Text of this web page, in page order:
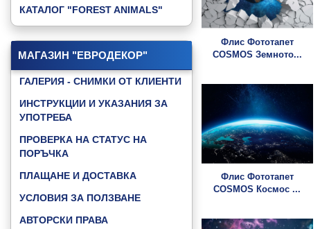
КАТАЛОГ "FOREST ANIMALS"
КАТАЛОГ "GOOD NIGHT BABY"
КАТАЛОГ "JUNGLE ANIMALS"
КАТАЛОГ "LITTLE FRIENDS"
КАТАЛОГ "MUSIC & DANCE"
КАТАЛОГ "SKY"
МАГАЗИН "ЕВРОДЕКОР"
ГАЛЕРИЯ - СНИМКИ ОТ КЛИЕНТИ
ИНСТРУКЦИИ И УКАЗАНИЯ ЗА
УПОТРЕБА
ПРОВЕРКА НА СТАТУС НА
ПОРЪЧКА
ПЛАЩАНЕ И ДОСТАВКА
УСЛОВИЯ ЗА ПОЛЗВАНЕ
АВТОРСКИ ПРАВА
Флис Фототапет
COSMOS Земното...
Флис Фототапет
COSMOS Космос ...